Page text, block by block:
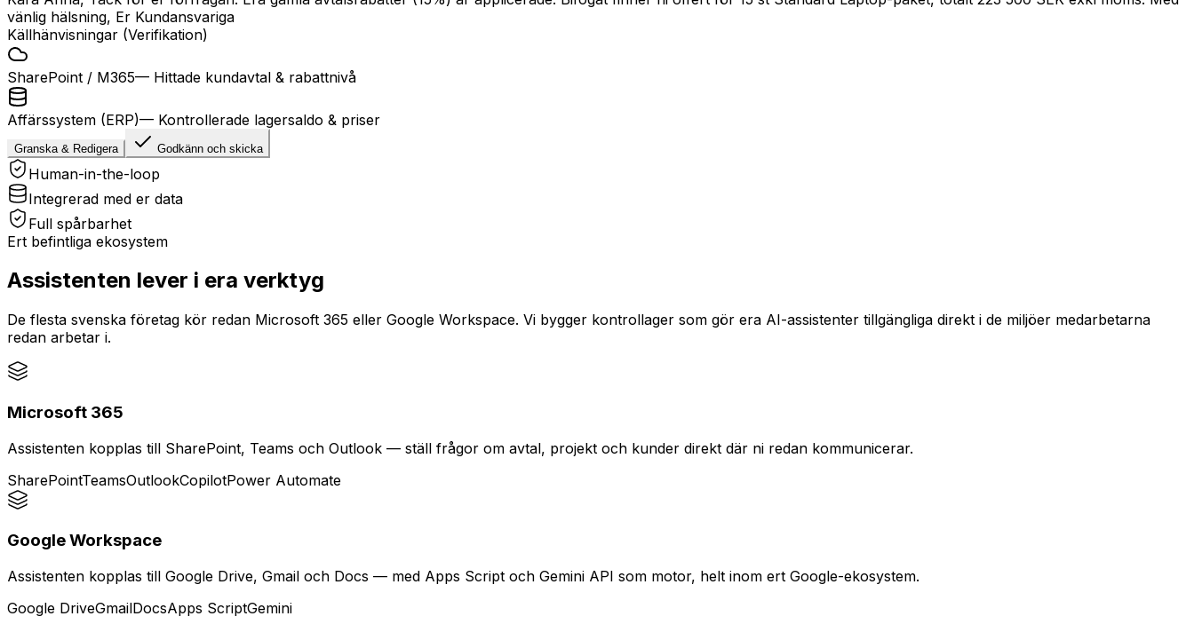
vänlig hälsning, Er Kundansvariga
Källhänvisningar (Verifikation)
SharePoint / M365— Hittade kundavtal & rabattnivå
Affärssystem (ERP)— Kontrollerade lagersaldo & priser
Granska & Redigera Godkänn och skicka
Human-in-the-loop
Integrerad med er data
Full spårbarhet
Ert befintliga ekosystem
Assistenten lever i era verktyg
De flesta svenska företag kör redan Microsoft 365 eller Google Workspace. Vi bygger kontrollager som gör era AI-assistenter tillgängliga direkt i de miljöer medarbetarna
redan arbetar i.
Microsoft 365
Assistenten kopplas till SharePoint, Teams och Outlook — ställ frågor om avtal, projekt och kunder direkt där ni redan kommunicerar.
SharePointTeamsOutlookCopilotPower Automate
Google Workspace
Assistenten kopplas till Google Drive, Gmail och Docs — med Apps Script och Gemini API som motor, helt inom ert Google-ekosystem.
Google DriveGmailDocsApps ScriptGemini